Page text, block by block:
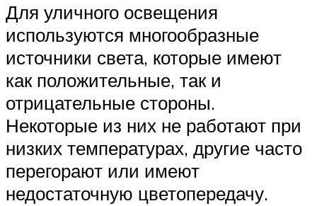
Для уличного освещения
используются многообразные
источники света, которые имеют
как положительные, так и
отрицательные стороны.
Некоторые из них не работают при
низких температурах, другие часто
перегорают или имеют
недостаточную цветопередачу.